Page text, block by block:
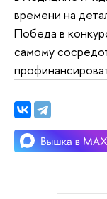
времени на
Победа в
самому